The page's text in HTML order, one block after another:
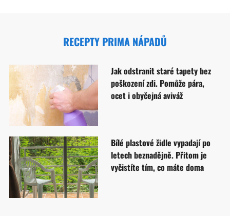
RECEPTY PRIMA NÁPADŮ
Jak odstranit staré tapety bez
poškození zdi. Pomůže pára,
ocet i obyčejná aviváž
Bílé plastové židle vypadají po
letech beznadějně. Přitom je
vyčistíte tím, co máte doma